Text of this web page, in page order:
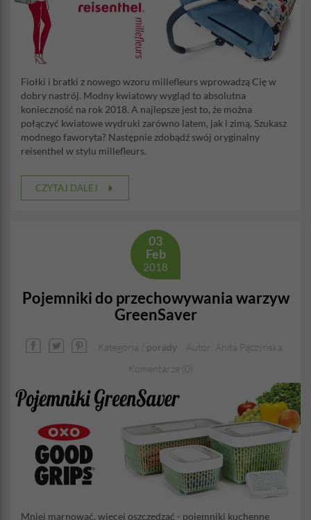
Fiołki i bratki z nowego wzoru millefleurs wprowadzą Cię w
dobry nastrój. Modny kwiatowy wygląd to absolutna
konieczność na rok 2018. A najlepsze jest to, że można
połączyć kwiatowe wydruki zarówno latem, jak i zimą. Szukasz
modnego faworyta? Następnie zdobądź swój oryginalny
reisenthel w stylu millefleurs.
CZYTAJ DALEJ
03
Feb
2018
Pojemniki do przechowywania warzyw
GreenSaver
Kategoria / porady
Autor: Anita Pączyńska
Komentarze (0)
Mniej marnować, więcej oszczędzać - pojemniki kuchenne